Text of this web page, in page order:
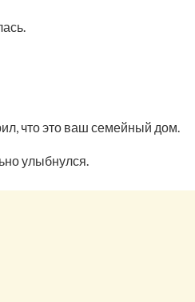
что это ваш семейный дом.
улыбнулся.